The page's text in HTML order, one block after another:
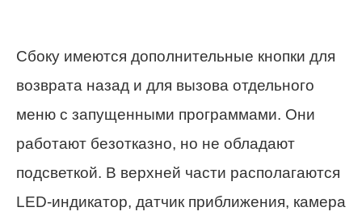
Сбоку имеются дополнительные кнопки для
возврата назад и для вызова отдельного
меню с запущенными программами. Они
работают безотказно, но не обладают
подсветкой. В верхней части располагаются
LED-индикатор, датчик приближения, камера